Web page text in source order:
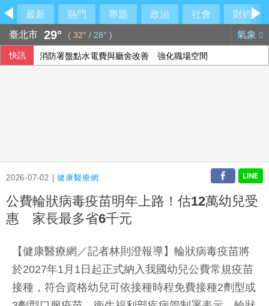
最新 熱門 專題 政治 社會
財經
臺北市 29° ( 32° / 28° ) 氣象
快訊 消防署盤點水電費與廳舍改善 強化職場空間
2026-07-02 |健康醫療網
公費輪狀病毒疫苗明年上路！估12萬幼兒受
惠 家長最多省6千元
【健康醫療網／記者林則澄報導】輪狀病毒疫苗將
於2027年1月1日起正式納入我國幼兒公費常規疫苗
接種，符合資格幼兒可依接種時程免費接種2劑型或